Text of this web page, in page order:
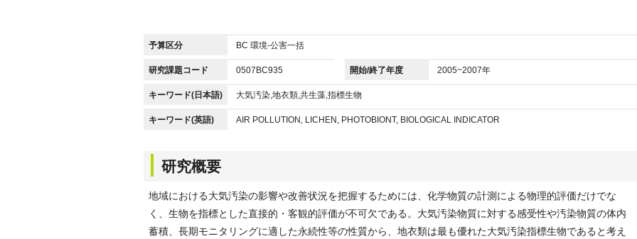
予算区分 BC 環境-公害一括
研究課題コード 0507BC935 開始/終了年度 2005~2007年
キーワード(日本語) 大気汚染,地衣類,共生藻,指標生物
キーワード(英語) AIR POLLUTION, LICHEN, PHOTOBIONT, BIOLOGICAL INDICATOR
研究概要
地域における大気汚染の影響や改善状況を把握するためには、化学物質の計測による物理的評価だけでな
く、生物を指標とした直接的・客観的評価が不可欠である。大気汚染物質に対する感受性や汚染物質の体内
蓄積、長期モニタリングに適した永続性等の性質から、地衣類は最も優れた大気汚染指標生物であると考え